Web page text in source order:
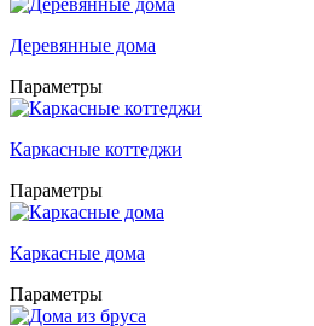
Деревянные дома
Параметры
Каркасные коттеджи
Параметры
Каркасные дома
Параметры